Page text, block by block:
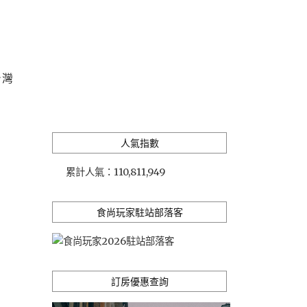
人氣指數
累計人氣： 110,811,949
食尚玩家駐站部落客
訂房優惠查詢